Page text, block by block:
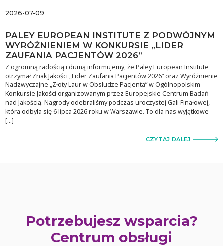
2026-07-09
PALEY EUROPEAN INSTITUTE Z PODWÓJNYM
WYRÓŻNIENIEM W KONKURSIE „LIDER
ZAUFANIA PACJENTÓW 2026”
Z ogromną radością i dumą informujemy, że Paley European Institute
otrzymał Znak Jakości „Lider Zaufania Pacjentów 2026” oraz Wyróżnienie
Nadzwyczajne „Złoty Laur w Obsłudze Pacjenta” w Ogólnopolskim
Konkursie Jakości organizowanym przez Europejskie Centrum Badań
nad Jakością. Nagrody odebraliśmy podczas uroczystej Gali Finałowej,
która odbyła się 6 lipca 2026 roku w Warszawie. To dla nas wyjątkowe
[…]
CZYTAJ DALEJ
Potrzebujesz wsparcia?
Centrum obsługi